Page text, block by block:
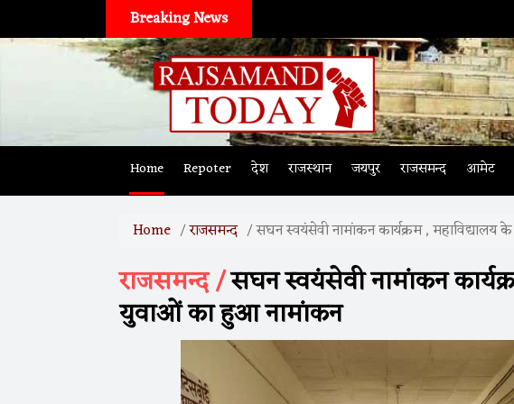
Breaking News
Home Repoter देश राजस्थान जयपुर राजसमन्द आमेट
Home राजसमन्द सघन स्वयंसेवी नामांकन कार्यक्रम ,
राजसमन्द /सघन स्वयंसेवी नामांकन
युवाओं का हुआ नामांकन